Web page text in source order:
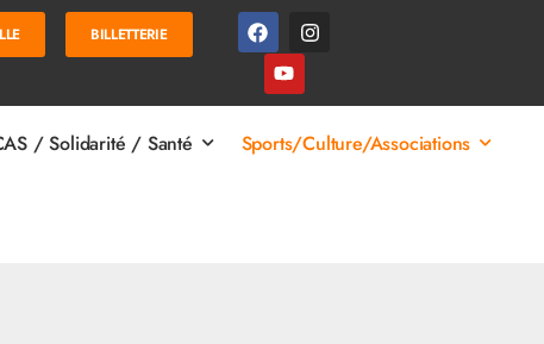
BILLETTERIE
/ Solidarité / Santé Sports/Culture/Associations